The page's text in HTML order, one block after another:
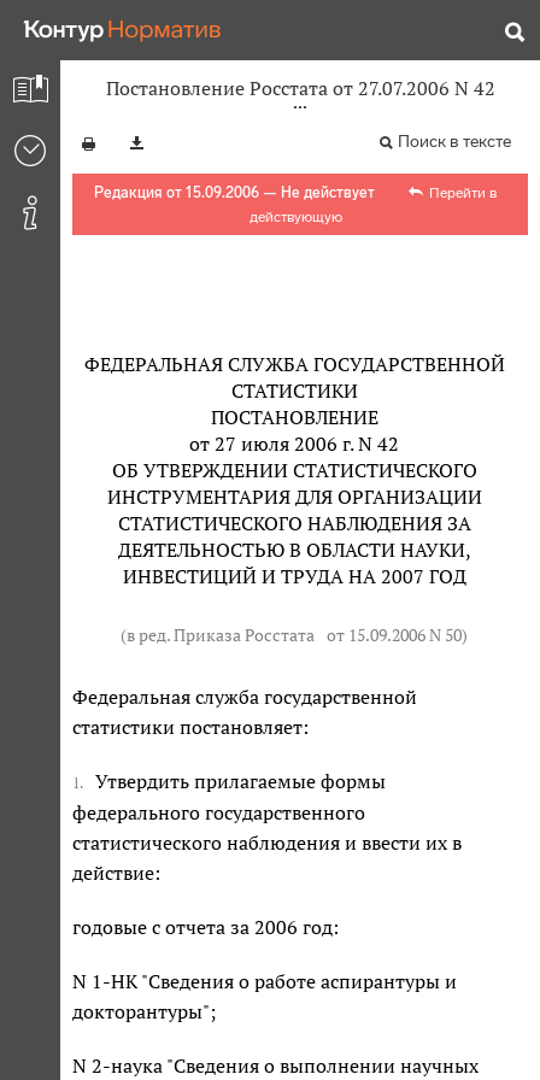
Постановление Росстата от 27.07.2006 N 42
Поиск в тексте
Редакция от 15.09.2006 — Не действует
Перейти в
действующую
ФЕДЕРАЛЬНАЯ СЛУЖБА ГОСУДАРСТВЕННОЙ
СТАТИСТИКИ
ПОСТАНОВЛЕНИЕ
от 27 июля 2006 г. N 42
ОБ УТВЕРЖДЕНИИ СТАТИСТИЧЕСКОГО
ИНСТРУМЕНТАРИЯ ДЛЯ ОРГАНИЗАЦИИ
СТАТИСТИЧЕСКОГО НАБЛЮДЕНИЯ ЗА
ДЕЯТЕЛЬНОСТЬЮ В ОБЛАСТИ НАУКИ,
ИНВЕСТИЦИЙ И ТРУДА НА 2007 ГОД
(в ред. Приказа Росстата от 15.09.2006 N 50)
Федеральная служба государственной
статистики постановляет:
1.
Утвердить прилагаемые формы
федерального государственного
статистического наблюдения и ввести их в
действие:
годовые с отчета за 2006 год:
N 1-НК "Сведения о работе аспирантуры и
докторантуры";
N 2-наука "Сведения о выполнении научных